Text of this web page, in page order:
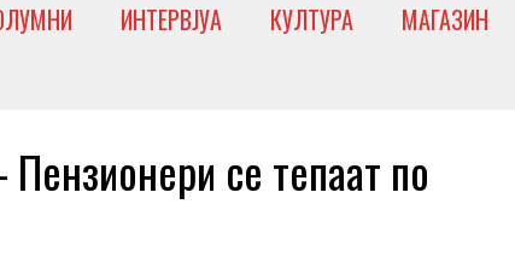
ИНТЕРВЈУА КУЛТУРА МАГАЗИН
се тепаат по